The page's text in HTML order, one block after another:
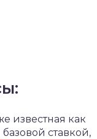
известная как
ставкой,